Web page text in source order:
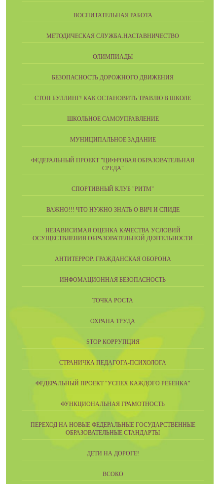
ВОСПИТАТЕЛЬНАЯ РАБОТА
МЕТОДИЧЕСКАЯ СЛУЖБА.НАСТАВНИЧЕСТВО
ОЛИМПИАДЫ
БЕЗОПАСНОСТЬ ДОРОЖНОГО ДВИЖЕНИЯ
СТОП БУЛЛИНГ! КАК ОСТАНОВИТЬ ТРАВЛЮ В ШКОЛЕ
ШКОЛЬНОЕ САМОУПРАВЛЕНИЕ
МУНИЦИПАЛЬНОЕ ЗАДАНИЕ
ФЕДЕРАЛЬНЫЙ ПРОЕКТ "ЦИФРОВАЯ ОБРАЗОВАТЕЛЬНАЯ
СРЕДА"
СПОРТИВНЫЙ КЛУБ "РИТМ"
ВАЖНО!!! ЧТО НУЖНО ЗНАТЬ О ВИЧ И СПИДЕ
НЕЗАВИСИМАЯ ОЦЕНКА КАЧЕСТВА УСЛОВИЙ
ОСУЩЕСТВЛЕНИЯ ОБРАЗОВАТЕЛЬНОЙ ДЕЯТЕЛЬНОСТИ
АНТИТЕРРОР. ГРАЖДАНСКАЯ ОБОРОНА
ИНФОМАЦИОННАЯ БЕЗОПАСНОСТЬ
ТОЧКА РОСТА
ОХРАНА ТРУДА
STOP КОРРУПЦИЯ
СТРАНИЧКА ПЕДАГОГА-ПСИХОЛОГА
ФЕДЕРАЛЬНЫЙ ПРОЕКТ "УСПЕХ КАЖДОГО РЕБЕНКА"
ФУНКЦИОНАЛЬНАЯ ГРАМОТНОСТЬ
ПЕРЕХОД НА НОВЫЕ ФЕДЕРАЛЬНЫЕ ГОСУДАРСТВЕННЫЕ
ОБРАЗОВАТЕЛЬНЫЕ СТАНДАРТЫ
ДЕТИ НА ДОРОГЕ!
ВСОКО